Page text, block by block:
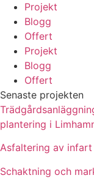
Projekt
Blogg
Offert
Projekt
Blogg
Offert
Senaste projekten
plantering i
Asfaltering av
Schaktning och